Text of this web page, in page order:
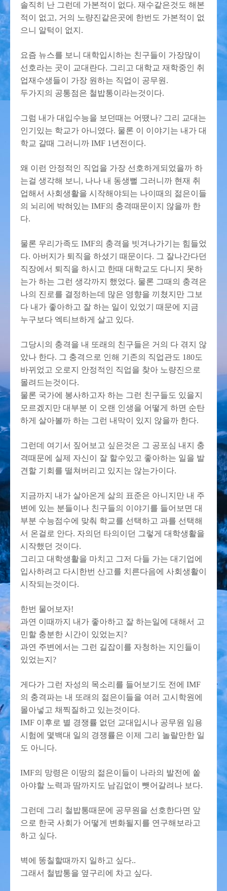
솔직히 난 그런데 가본적이 없다. 재수같은것도 해본
적이 없고, 거의 노량진같은곳에 한번도 가본적이 없
으니 알턱이 없지.
요즘 뉴스를 보니 대학입시하는 친구들이 가장많이
선호라는 곳이 교대란다. 그리고 대학교 재학중인 취
업재수생들이 가장 원하는 직업이 공무원.
두가지의 공통점은 철밥통이라는것이다.
그럼 내가 대입수능을 보던때는 어땠나? 그리 교대는
인기있는 학교가 아니였다. 물론 이 이야기는 내가 대
학교 갈때 그러니까 IMF 1년전이다.
왜 이런 안정적인 직업을 가장 선호하게되었을까 하
는걸 생각해 보니, 나나 내 동생뻘 그러니까 현재 취
업해서 사회생활을 시작해야되는 나이때의 젊은이들
의 뇌리에 박혀있는 IMF의 충격때문이지 않을까 한
다.
물론 우리가족도 IMF의 충격을 빗겨나가기는 힘들었
다. 아버지가 퇴직을 하셨기 때문이다. 그 잘나간다던
직장에서 퇴직을 하시고 한때 대학교도 다니지 못하
는가 하는 그런 생각까지 했었다. 물론 그때의 충격은
나의 진로를 결정하는데 많은 영향을 끼쳤지만 그보
다 내가 좋아하고 잘 하는 일이 있었기 때문에 지금
누구보다 엑티브하게 살고 있다.
그당시의 충격을 내 또래의 친구들은 거의 다 겪지 않
았나 한다. 그 충격으로 인해 기존의 직업관도 180도
바뀌었고 오로지 안정적인 직업을 찾아 노량진으로
몰려드는것이다.
물론 국가에 봉사하고자 하는 그런 친구들도 있을지
모르겠지만 대부분 이 오랜 인생을 어떻게 하면 순탄
하게 살아볼까 하는 그런 내막이 있지 않을까 한다.
그런데 여기서 짚어보고 싶은것은 그 공포심 내지 충
격때문에 실제 자신이 잘 할수있고 좋아하는 일을 발
견할 기회를 떨쳐버리고 있지는 않는가이다.
지금까지 내가 살아온게 삶의 표준은 아니지만 내 주
변에 있는 분들이나 친구들의 이야기를 들어보면 대
부분 수능점수에 맞춰 학교를 선택하고 과를 선택해
서 온걸로 안다. 자의던 타의이던 그렇게 대학생활을
시작했던 것이다.
그리고 대학생활을 마치고 그저 다들 가는 대기업에
입사하려고 다시한번 산고를 치른다음에 사회생활이
시작되는것이다.
한번 물어보자!
과연 이때까지 내가 좋아하고 잘 하는일에 대해서 고
민할 충분한 시간이 있었는지?
과연 주변에서는 그런 길잡이를 자청하는 지인들이
있었는지?
게다가 그런 자성의 목소리를 들어보기도 전에 IMF
의 충격파는 내 또래의 젊은이들을 여러 고시학원에
몰아넣고 채찍질하고 있는것이다.
IMF 이후로 별 경쟁률 없던 교대입시나 공무원 임용
시험에 몇백대 일의 경쟁률은 이제 그리 놀랄만한 일
도 아니다.
IMF의 망령은 이땅의 젊은이들이 나라의 발전에 쏱
아야할 노력과 땀까지도 남김없이 뺏어갈려나 보다.
그런데 그리 철밥통때문에 공무원을 선호한다면 앞
으로 한국 사회가 어떻게 변화될지를 연구해보라고
하고 싶다.
벽에 똥칠할때까지 일하고 싶다..
그래서 철밥통을 옆구리에 차고 싶다.